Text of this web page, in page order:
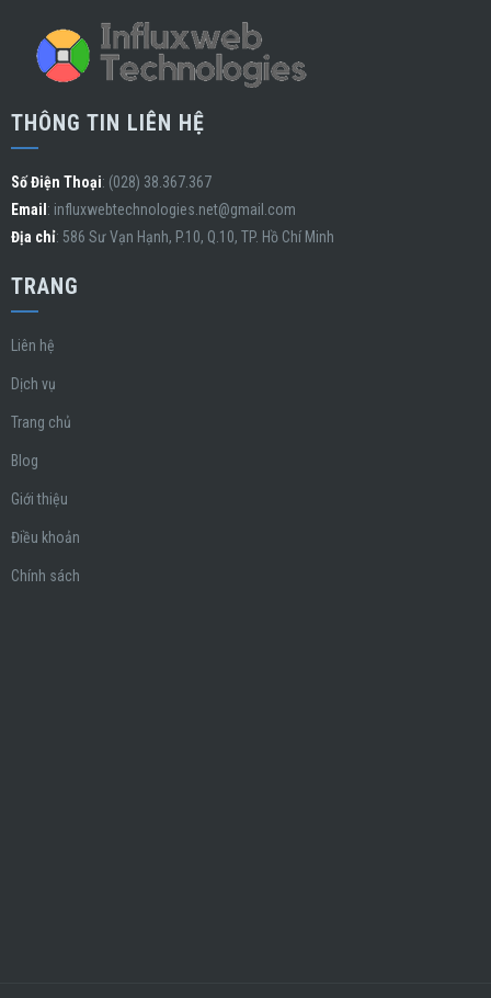
THÔNG TIN LIÊN HỆ
Số Điện Thoại: (028) 38.367.367
Email : influxwebtechnologies.net@gmail.com
Địa chỉ: 586 Sư Vạn Hạnh, P.10, Q.10, TP. Hồ Chí Minh
TRANG
Liên hệ
Dịch vụ
Trang chủ
Blog
Giới thiệu
Điều khoản
Chính sách